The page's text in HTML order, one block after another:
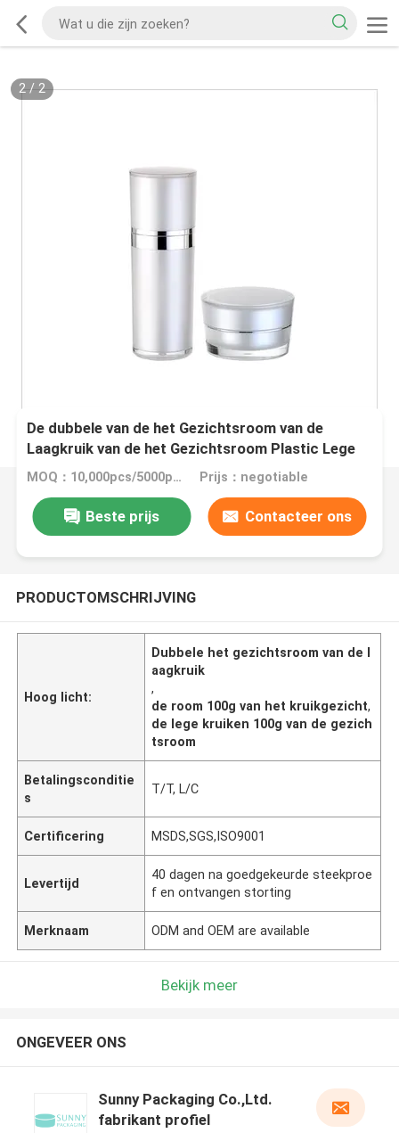
2/ 2
De dubbele van de het Gezichtsroom van de
Laagkruik van de het Gezichtsroom Plastic Lege
Kruiken 100g
MOQ：10,000pcs/5000pcs Prijs：negotiable
Beste prijs Contacteer ons
PRODUCTOMSCHRIJVING
Hoog licht:
Dubbele het gezichtsroom van de l
aagkruik
,
de room 100g van het kruikgezicht,
de lege kruiken 100g van de gezich
tsroom
Betalingsconditie
s
T/T, L/C
Certificering MSDS,SGS,ISO9001
Levertijd
40 dagen na goedgekeurde steekproe
f en ontvangen storting
Merknaam ODM and OEM are available
Bekijk meer
ONGEVEER ONS
Sunny Packaging Co.,Ltd.
fabrikant profiel